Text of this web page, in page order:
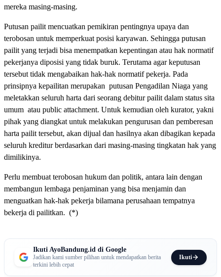
mereka masing-masing.
Putusan pailit mencuatkan pemikiran pentingnya upaya dan
terobosan untuk memperkuat posisi karyawan. Sehingga putusan
pailit yang terjadi bisa menempatkan kepentingan atau hak normatif
pekerjanya diposisi yang tidak buruk. Terutama agar keputusan
tersebut tidak mengabaikan hak-hak normatif pekerja. Pada
prinsipnya kepailitan merupakan putusan Pengadilan Niaga yang
meletakkan seluruh harta dari seorang debitur pailit dalam status sita
umum atau public attachment. Untuk kemudian oleh kurator, yakni
pihak yang diangkat untuk melakukan pengurusan dan pemberesan
harta pailit tersebut, akan dijual dan hasilnya akan dibagikan kepada
seluruh kreditur berdasarkan dari masing-masing tingkatan hak yang
dimilikinya.
Perlu membuat terobosan hukum dan politik, antara lain dengan
membangun lembaga penjaminan yang bisa menjamin dan
menguatkan hak-hak pekerja bilamana perusahaan tempatnya
bekerja di pailitkan. (*)
Ikuti AyoBandung.id di Google
Jadikan kami sumber pilihan untuk mendapatkan berita
terkini lebih cepat
Ikuti